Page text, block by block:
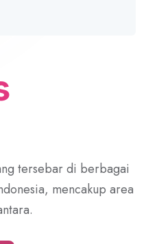
tersebar di berbagai
mencakup area